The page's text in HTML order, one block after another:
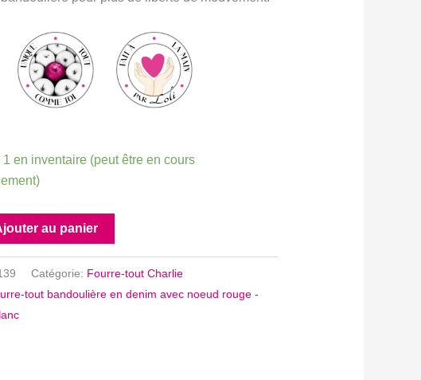
1 en inventaire (peut être en cours
au panier
Catégorie: Fourre-tout Charlie
tout bandoulière en denim avec noeud rouge -